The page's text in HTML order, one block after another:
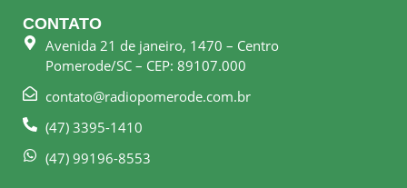
e
b
o
k
s
q
t
a
g
r
a
m
CONTATO
Avenida 21 de janeiro, 1470 – Centro
Pomerode/SC – CEP: 89107.000
contato@radiopomerode.com.br
(47) 3395-1410
(47) 99196-8553